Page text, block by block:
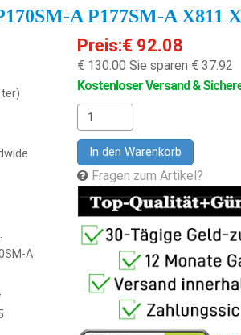
A P177SM-A X811
A
Preis:€ 92.08
€ 130.00 Sie sparen € 37.92
Kostenloser Versand &
In den Warenkorb
Fragen zum Artikel?